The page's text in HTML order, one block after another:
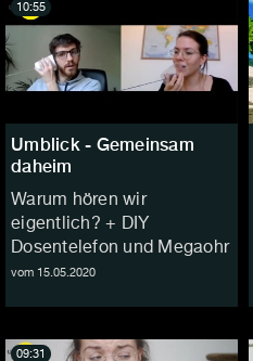
Umblick - Gemeinsam
daheim
Warum hören wir
eigentlich? + DIY
Dosentelefon und Megaohr
vom 15.05.2020
10:55
09:31